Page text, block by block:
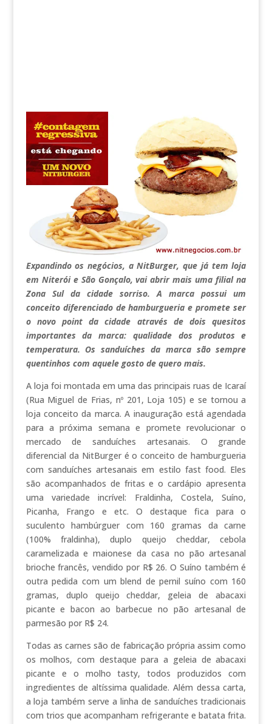
Expandindo os negócios, a NitBurger, que já tem loja
em Niterói e São Gonçalo, vai abrir mais uma filial na
Zona Sul da cidade sorriso. A marca possui um
conceito diferenciado de hamburgueria e promete ser
o novo point da cidade através de dois quesitos
importantes da marca: qualidade dos produtos e
temperatura. Os sanduíches da marca são sempre
quentinhos com aquele gosto de quero mais.
A loja foi montada em uma das principais ruas de Icaraí
(Rua Miguel de Frias, nº 201, Loja 105) e se tornou a
loja conceito da marca. A inauguração está agendada
para a próxima semana e promete revolucionar o
mercado de sanduíches artesanais. O grande
diferencial da NitBurger é o conceito de hamburgueria
com sanduíches artesanais em estilo fast food. Eles
são acompanhados de fritas e o cardápio apresenta
uma variedade incrível: Fraldinha, Costela, Suíno,
Picanha, Frango e etc. O destaque fica para o
suculento hambúrguer com 160 gramas da carne
(100% fraldinha), duplo queijo cheddar, cebola
caramelizada e maionese da casa no pão artesanal
brioche francês, vendido por R$ 26. O Suíno também é
outra pedida com um blend de pernil suíno com 160
gramas, duplo queijo cheddar, geleia de abacaxi
picante e bacon ao barbecue no pão artesanal de
parmesão por R$ 24.
Todas as carnes são de fabricação própria assim como
os molhos, com destaque para a geleia de abacaxi
picante e o molho tasty, todos produzidos com
ingredientes de altíssima qualidade. Além dessa carta,
a loja também serve a linha de sanduíches tradicionais
com trios que acompanham refrigerante e batata frita.